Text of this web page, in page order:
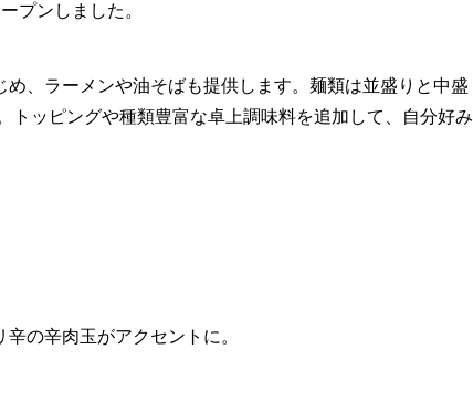
プンしました。
、ラーメンや油そばも提供します。麺類は並盛りと中盛
ッピングや種類豊富な卓上調味料を追加して、自分好み
の辛肉玉がアクセントに。